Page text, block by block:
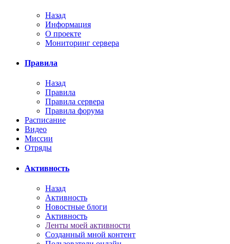
Назад
Информация
О проекте
Мониторинг сервера
Правила
Назад
Правила
Правила сервера
Правила форума
Расписание
Видео
Миссии
Отряды
Активность
Назад
Активность
Новостные блоги
Активность
Ленты моей активности
Созданный мной контент